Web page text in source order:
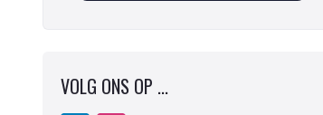
VOLG ONS OP ...